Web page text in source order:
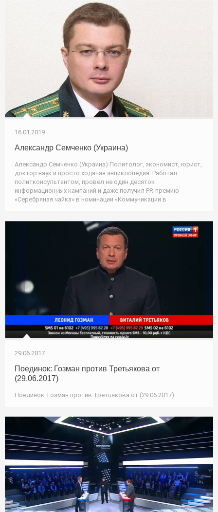
16.01.2019
Александр Семченко (Украина)
Александр Семченко (Украина) Политолог, экономист, юрист,
доктор наук и просто ходячая энциклопедия. Работал
политконсультантом, провел не один десяток
информационных кампаний и даже получил PR-премию
«Серебряная чайка» в номинации «Коммуникации в
29.06.2017
Поединок: Гозман против Третьякова от
(29.06.2017)
Поединок: Гозман против Третьякова от (29.06.2017)